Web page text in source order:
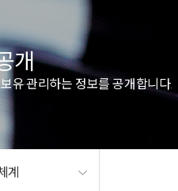
개
유·관리하는 정보를 공개합니다.
계